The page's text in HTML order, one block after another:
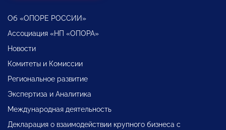
Об «ОПОРЕ РОССИИ»
Ассоциация «НП «ОПОРА»
Новости
Комитеты и Комиссии
Региональное развитие
Экспертиза и Аналитика
Международная деятельность
Декларация о взаимодействии крупного бизнеса с